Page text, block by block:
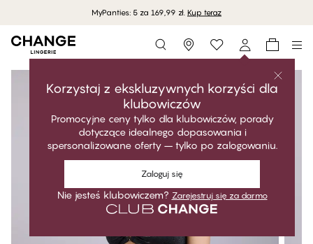
MyPanties: 5 za 169,99 zł. Kup teraz
Storefinder
Korzystaj z ekskluzywnych korzyści dla
klubowiczów
Promocyjne ceny tylko dla klubowiczów, porady
dotyczące idealnego dopasowania i
spersonalizowane oferty – tylko po zalogowaniu.
Zaloguj się
Nie jesteś klubowiczem? Zarejestruj się za darmo